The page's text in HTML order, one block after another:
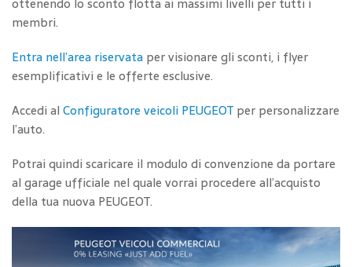
membri.
Entra nell’area riservata per visionare gli sconti, i flyer
esemplificativi e le offerte esclusive.
Accedi al Configuratore veicoli PEUGEOT per personalizzare
l’auto.
Potrai quindi scaricare il modulo di convenzione da portare
al garage ufficiale nel quale vorrai procedere all’acquisto
della tua nuova PEUGEOT.